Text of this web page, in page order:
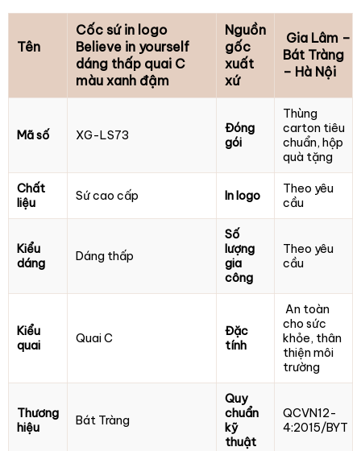
Tên
Cốc sứ in logo
Believe in yourself
dáng thấp quai C
màu xanh đậm
Nguồn
gốc
xuất
xứ
Gia Lâm –
Bát Tràng
– Hà Nội
Mã số XG-LS73
Đóng
gói
Thùng
carton tiêu
chuẩn, hộp
quà tặng
Chất
liệu
Sứ cao cấp In logo
Theo yêu
cầu
Kiểu
dáng
Dáng thấp
Số
lượng
gia
công
Theo yêu
cầu
Kiểu
quai
Quai C
Đặc
tính
An toàn
cho sức
khỏe, thân
thiện môi
trường
Thương
hiệu
Bát Tràng
Quy
chuẩn
kỹ
thuật
QCVN12-
4:2015/BYT